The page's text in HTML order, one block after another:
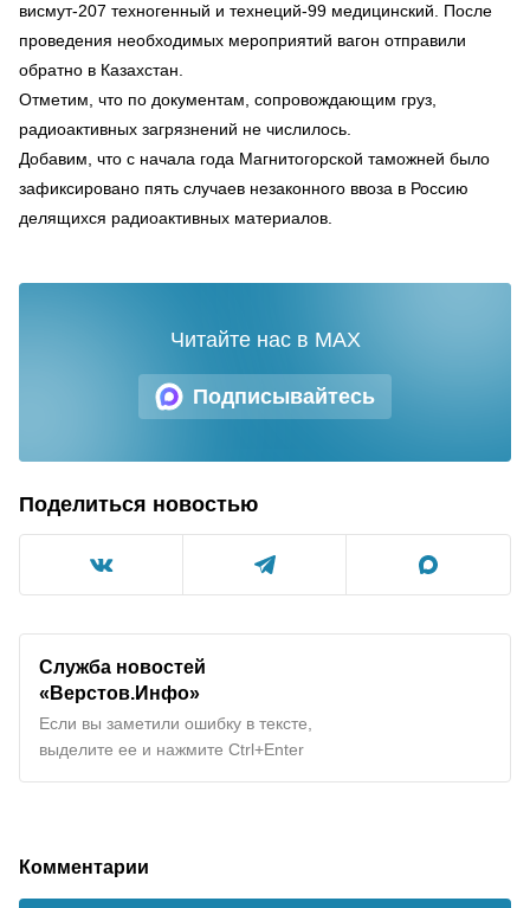
висмут-207 техногенный и технеций-99 медицинский. После
проведения необходимых мероприятий вагон отправили
обратно в Казахстан.
Отметим, что по документам, сопровождающим груз,
радиоактивных загрязнений не числилось.
Добавим, что с начала года Магнитогорской таможней было
зафиксировано пять случаев незаконного ввоза в Россию
делящихся радиоактивных материалов.
Подписывайтесь
Читайте нас в MAX
Поделиться новостью
Служба новостей
«Верстов.Инфо»
Если вы заметили ошибку в тексте,
выделите ее и нажмите Ctrl+Enter
Комментарии